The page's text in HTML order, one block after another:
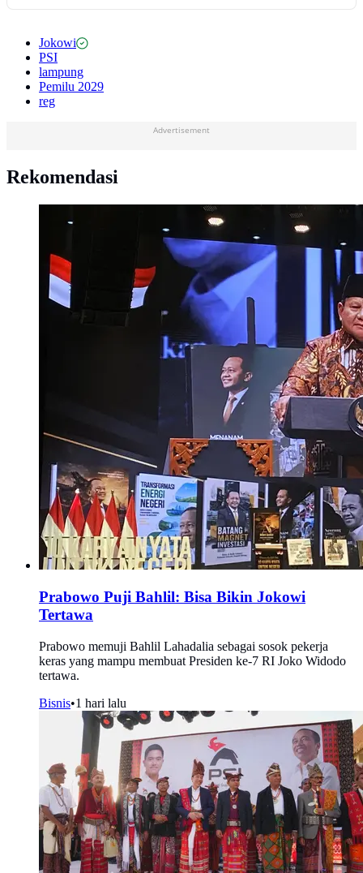
Jokowi
PSI
lampung
Pemilu 2029
reg
Advertisement
Rekomendasi
Prabowo Puji Bahlil: Bisa Bikin Jokowi
Tertawa
Prabowo memuji Bahlil Lahadalia sebagai sosok pekerja
keras yang mampu membuat Presiden ke-7 RI Joko Widodo
tertawa.
Bisnis•1 hari lalu